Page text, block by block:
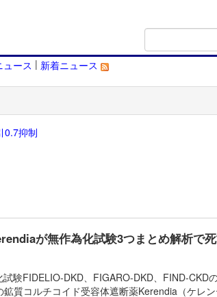
ース | 新着ニュース
0.7抑制
が無作為化試験3つまとめ解析で
験FIDELIO-DKD、FIGARO-DKD、FIND-CKD
質コルチコイド受容体遮断薬Kerendia（ケレ